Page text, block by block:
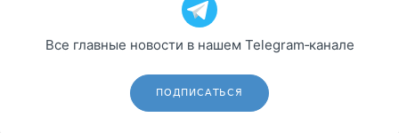
Все главные новости в нашем Telegram‑канале
ПОДПИСАТЬСЯ